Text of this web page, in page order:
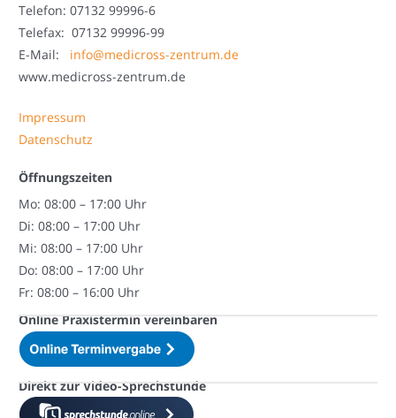
Telefon: 07132 99996-6
Telefax: 07132 99996-99
E-Mail: info@medicross-zentrum.de
www.medicross-zentrum.de
Impressum
Datenschutz
Öffnungszeiten
Mo: 08:00 – 17:00 Uhr
Di: 08:00 – 17:00 Uhr
Mi: 08:00 – 17:00 Uhr
Do: 08:00 – 17:00 Uhr
Fr: 08:00 – 16:00 Uhr
Online Praxistermin vereinbaren
Direkt zur Video-Sprechstunde